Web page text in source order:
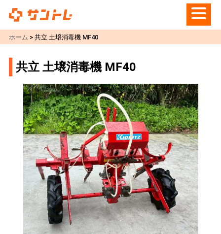
ホーム > 共立 土壌消毒機 MF40
共立 土壌消毒機 MF40